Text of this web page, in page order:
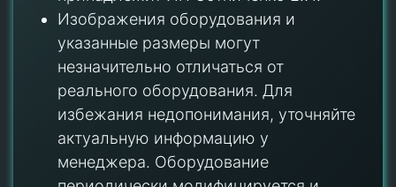
Изображения оборудования и
указанные размеры могут
незначительно отличаться от
реального оборудования. Для
избежания недопонимания, уточняйте
актуальную информацию у
менеджера. Оборудование